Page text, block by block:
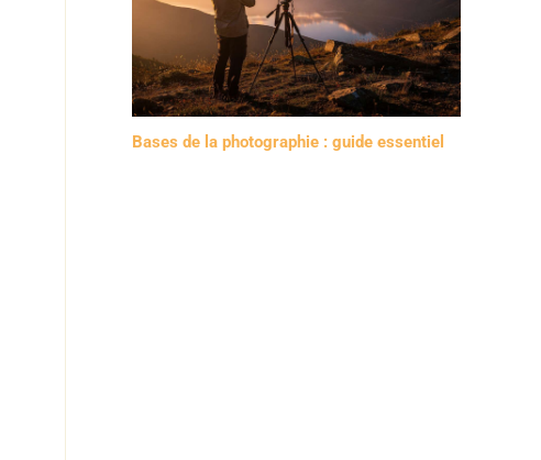
Bases de la photographie : guide essentiel